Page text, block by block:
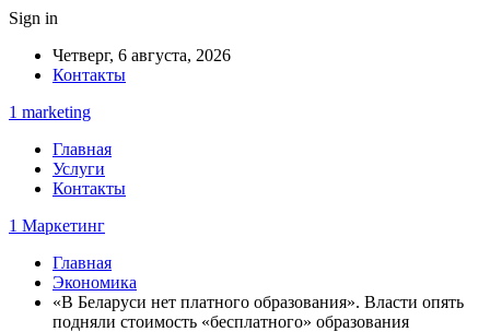
Sign in
Четверг, 6 августа, 2026
Контакты
1 marketing
Главная
Услуги
Контакты
1 Маркетинг
Главная
Экономика
«В Беларуси нет платного образования». Власти опять
подняли стоимость «бесплатного» образования